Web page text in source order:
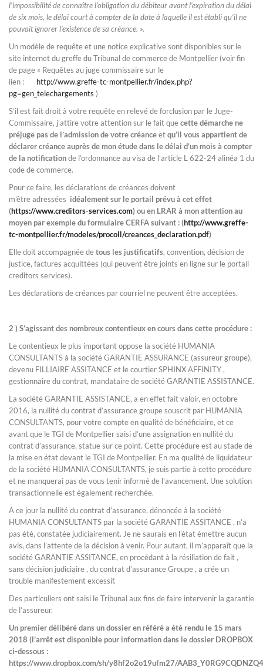
l’impossibilité de connaître l’obligation du débiteur avant l’expiration du délai
de six mois, le délai court à compter de la date à laquelle il est établi qu’il ne
pouvait ignorer l’existence de sa créance. ».
Un modèle de requête et une notice explicative sont disponibles sur le
site internet du greffe du Tribunal de commerce de Montpellier (voir fin
de page « Requêtes au juge commissaire sur le
lien : http://www.greffe-tc-montpellier.fr/index.php?
pg=gen_telechargements )
S’il est fait droit à votre requête en relevé de forclusion par le Juge-
Commissaire, j’attire votre attention sur le fait quecette démarche ne
préjuge pas de l’admission de votre créanceetqu’il vous appartient de
déclarer créance auprès de mon étude dans le délai d’un mois à compter
de la notificationde l’ordonnance au visa de l’article L 622-24 alinéa 1 du
code de commerce.
Pour ce faire, les déclarations de créances doivent
m’être adressées idéalement sur le portail prévu à cet effet
(https://www.creditors-services.com) ou en LRAR à mon attention au
moyen par exemple du formulaire CERFA suivant : (http://www.greffe-
tc-montpellier.fr/modeles/procoll/creances_declaration.pdf)
Elle doit accompagnée detous les justificatifs, convention, décision de
justice, factures acquittées (qui peuvent être joints en ligne sur le portail
creditors services).
Les déclarations de créances par courriel ne peuvent être acceptées.
2 ) S’agissant des nombreux contentieux en cours dans cette procédure :
Le contentieux le plus important oppose la société HUMANIA
CONSULTANTS à la société GARANTIE ASSURANCE (assureur groupe),
devenu FILLIAIRE ASSITANCE et le courtier SPHINX AFFINITY ,
gestionnaire du contrat, mandataire de société GARANTIE ASSISTANCE.
La société GARANTIE ASSISTANCE, a en effet fait valoir, en octobre
2016, la nullité du contrat d’assurance groupe souscrit par HUMANIA
CONSULTANTS, pour votre compte en qualité de bénéficiaire, et ce
avant que le TGI de Montpellier saisi d’une assignation en nullité du
contrat d’assurance, statue sur ce point. Cette procédure est au stade de
la mise en état devant le TGI de Montpellier. En ma qualité de liquidateur
de la société HUMANIA CONSULTANTS, je suis partie à cette procédure
et ne manquerai pas de vous tenir informé de l’avancement. Une solution
transactionnelle est également recherchée.
A ce jour la nullité du contrat d’assurance, dénoncée à la société
HUMANIA CONSULTANTS par la société GARANTIE ASSITANCE , n’a
pas été, constatée judiciairement. Je ne saurais en l’état émettre aucun
avis, dans l’attente de la décision à venir. Pour autant, il m’apparaît que la
société GARANTIE ASSITANCE, en procédant à la résiliation de fait ,
sans décision judiciaire , du contrat d’assurance Groupe , a crée un
trouble manifestement excessif.
Des particuliers ont saisi le Tribunal aux fins de faire intervenir la garantie
de l’assureur.
Un premier délibéré dans un dossier en référé a été rendu le 15 mars
2018 (l’arrêt est disponible pour information dans le dossier DROPBOX
ci-dessous :
https://www.dropbox.com/sh/y8hf2o2o19ufm27/